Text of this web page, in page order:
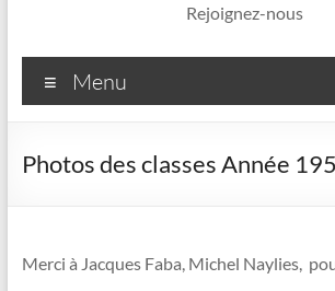
Rejoignez-nous
Menu
Photos des classes Année
Merci à Jacques Faba, Michel Naylies,